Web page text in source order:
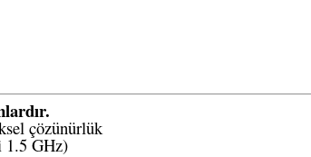
çözünürlük
1.5 GHz)